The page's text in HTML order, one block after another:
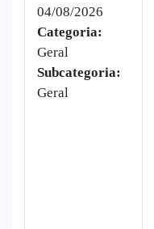
04/08/2026
Categoria:
Geral
Subcategoria:
Geral